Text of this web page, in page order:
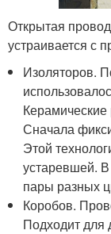
Открытая
устраивается с
Изоляторов.
Сначала
Этой
устаревшей.
пары разных
Коробов.
Подходит для